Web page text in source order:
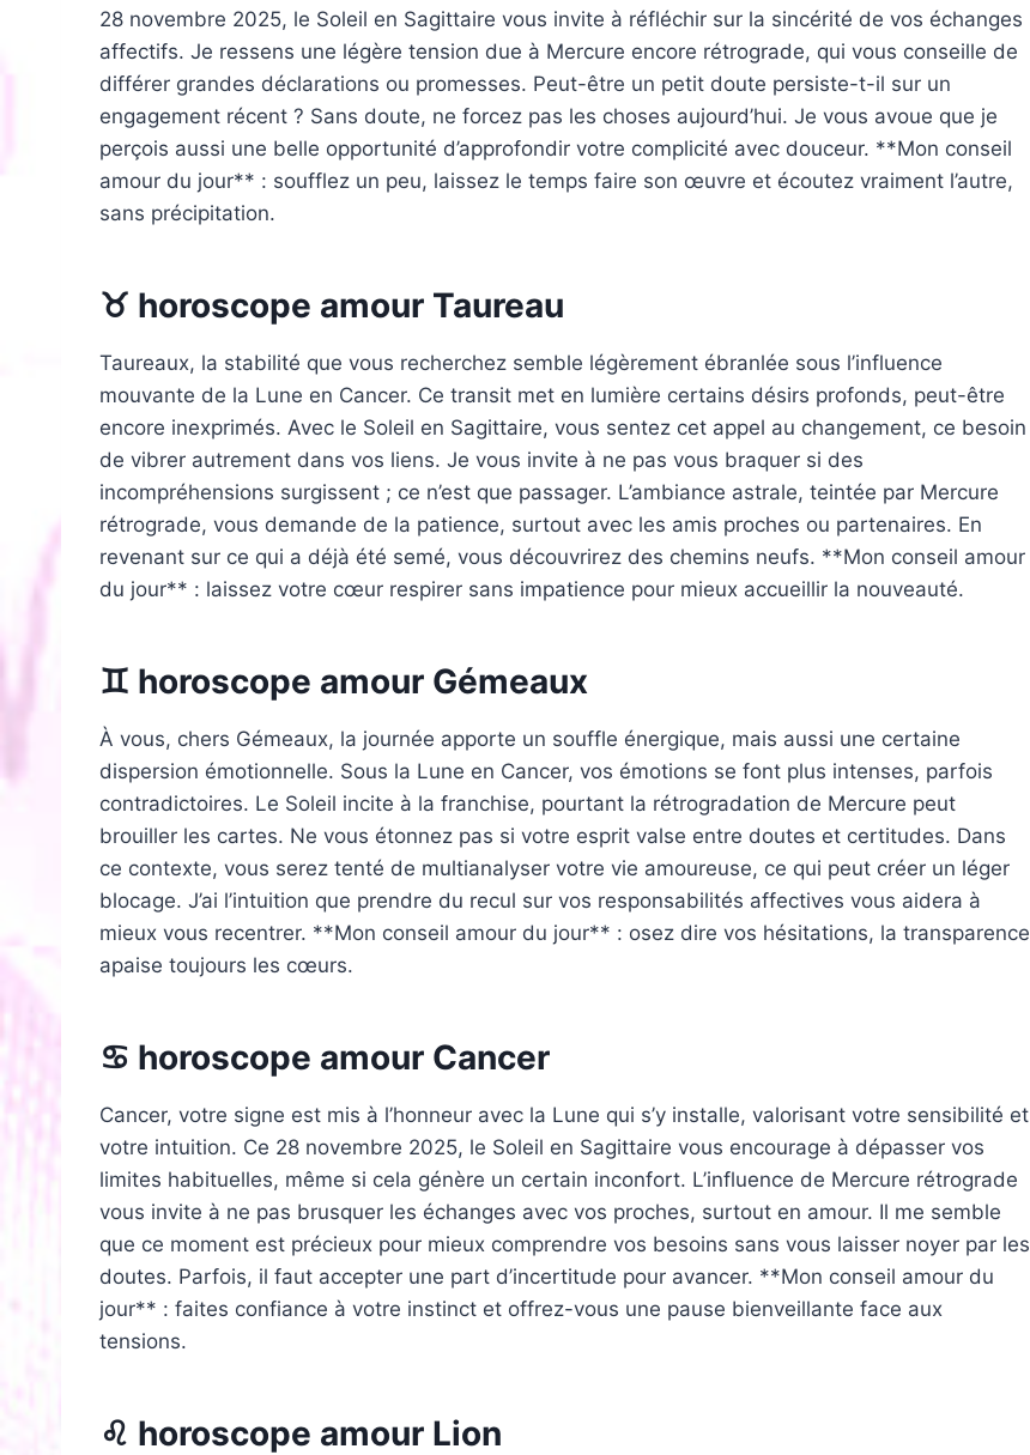
28 novembre 2025, le Soleil en Sagittaire vous invite à réfléchir sur la sincérité de vos échanges
affectifs. Je ressens une légère tension due à Mercure encore rétrograde, qui vous conseille de
différer grandes déclarations ou promesses. Peut-être un petit doute persiste-t-il sur un
engagement récent ? Sans doute, ne forcez pas les choses aujourd’hui. Je vous avoue que je
perçois aussi une belle opportunité d’approfondir votre complicité avec douceur. **Mon conseil
amour du jour** : soufflez un peu, laissez le temps faire son œuvre et écoutez vraiment l’autre,
sans précipitation.
♉ horoscope amour Taureau
Taureaux, la stabilité que vous recherchez semble légèrement ébranlée sous l’influence
mouvante de la Lune en Cancer. Ce transit met en lumière certains désirs profonds, peut-être
encore inexprimés. Avec le Soleil en Sagittaire, vous sentez cet appel au changement, ce besoin
de vibrer autrement dans vos liens. Je vous invite à ne pas vous braquer si des
incompréhensions surgissent ; ce n’est que passager. L’ambiance astrale, teintée par Mercure
rétrograde, vous demande de la patience, surtout avec les amis proches ou partenaires. En
revenant sur ce qui a déjà été semé, vous découvrirez des chemins neufs. **Mon conseil amour
du jour** : laissez votre cœur respirer sans impatience pour mieux accueillir la nouveauté.
♊ horoscope amour Gémeaux
À vous, chers Gémeaux, la journée apporte un souffle énergique, mais aussi une certaine
dispersion émotionnelle. Sous la Lune en Cancer, vos émotions se font plus intenses, parfois
contradictoires. Le Soleil incite à la franchise, pourtant la rétrogradation de Mercure peut
brouiller les cartes. Ne vous étonnez pas si votre esprit valse entre doutes et certitudes. Dans
ce contexte, vous serez tenté de multianalyser votre vie amoureuse, ce qui peut créer un léger
blocage. J’ai l’intuition que prendre du recul sur vos responsabilités affectives vous aidera à
mieux vous recentrer. **Mon conseil amour du jour** : osez dire vos hésitations, la transparence
apaise toujours les cœurs.
♋ horoscope amour Cancer
Cancer, votre signe est mis à l’honneur avec la Lune qui s’y installe, valorisant votre sensibilité et
votre intuition. Ce 28 novembre 2025, le Soleil en Sagittaire vous encourage à dépasser vos
limites habituelles, même si cela génère un certain inconfort. L’influence de Mercure rétrograde
vous invite à ne pas brusquer les échanges avec vos proches, surtout en amour. Il me semble
que ce moment est précieux pour mieux comprendre vos besoins sans vous laisser noyer par les
doutes. Parfois, il faut accepter une part d’incertitude pour avancer. **Mon conseil amour du
jour** : faites confiance à votre instinct et offrez-vous une pause bienveillante face aux
tensions.
♌ horoscope amour Lion